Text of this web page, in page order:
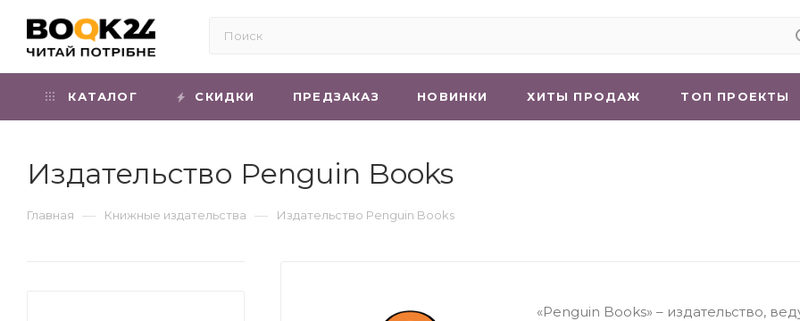
КАТАЛОГ СКИДКИ ПРЕДЗАКАЗ НОВИНКИ ХИТЫ ПРОДАЖ ТОП ПРОЕКТЫ
Издательство Penguin Books
Главная — Книжные издательства — Издательство Penguin Books
«Penguin Books» – издательство,